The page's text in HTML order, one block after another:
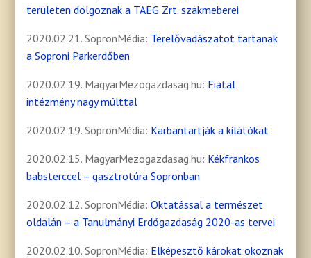
területen dolgoznak a TAEG Zrt. szakmeberei
2020.02.21. SopronMédia: Terelővadászatot tartanak
a Soproni Parkerdőben
2020.02.19. MagyarMezogazdasag.hu: Fiatal
intézmény nagy múlttal
2020.02.19. SopronMédia: Karbantartják a kilátókat
2020.02.15. MagyarMezogazdasag.hu: Kékfrankos
babsterccel – gasztrotúra Sopronban
2020.02.12. SopronMédia:Oktatással a természet
oldalán – a Tanulmányi Erdőgazdaság 2020-as tervei
2020.02.10. SopronMédia: Elképesztő károkat okoznak